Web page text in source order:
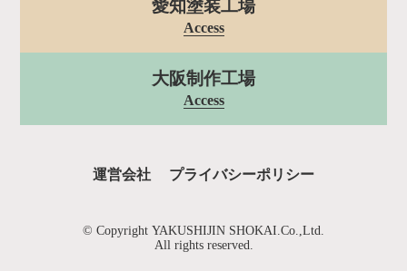
愛知塗装工場
Access
大阪制作工場
Access
運営会社 プライバシーポリシー
© Copyright YAKUSHIJIN SHOKAI.Co.,Ltd.
All rights reserved.